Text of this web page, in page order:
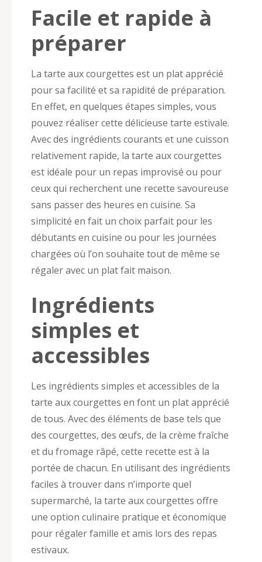
Facile et rapide à
préparer
La tarte aux courgettes est un plat apprécié
pour sa facilité et sa rapidité de préparation.
En effet, en quelques étapes simples, vous
pouvez réaliser cette délicieuse tarte estivale.
Avec des ingrédients courants et une cuisson
relativement rapide, la tarte aux courgettes
est idéale pour un repas improvisé ou pour
ceux qui recherchent une recette savoureuse
sans passer des heures en cuisine. Sa
simplicité en fait un choix parfait pour les
débutants en cuisine ou pour les journées
chargées où l’on souhaite tout de même se
régaler avec un plat fait maison.
Ingrédients
simples et
accessibles
Les ingrédients simples et accessibles de la
tarte aux courgettes en font un plat apprécié
de tous. Avec des éléments de base tels que
des courgettes, des œufs, de la crème fraîche
et du fromage râpé, cette recette est à la
portée de chacun. En utilisant des ingrédients
faciles à trouver dans n’importe quel
supermarché, la tarte aux courgettes offre
une option culinaire pratique et économique
pour régaler famille et amis lors des repas
estivaux.